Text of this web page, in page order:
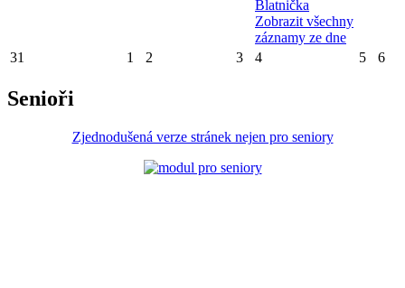
Blatnička
Zobrazit všechny
záznamy ze dne
31 1 2 3 4 5 6
Senioři
Zjednodušená verze stránek nejen pro seniory